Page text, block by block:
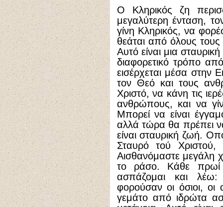
Ο Κληρικός ζη
μεγαλύτερη ένταση,
γίνη Κληρικός, να
θεάται από όλους
Αυτό είναι μια
διαφορετικό τρόπο
εισέρχεται μέσα στην
τον Θεό και τους
Χριστό, να κάνη τις
ανθρώπους, και να
Μπορεί να είναι
αλλά τώρα θα πρέπει
είναι σταυρική ζωή.
Σταυρό τού
Αισθανόμαστε μεγάλη
το ράσο. Κάθε
ασπάζομαι και
φορούσαν οι όσιοι, οι
γεμάτο από ιδρώτα